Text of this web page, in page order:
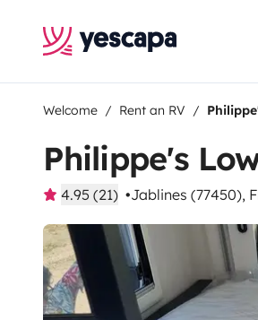
Welcome Rent an RV
Philippe's
4.95 (21) Jablines (77450),